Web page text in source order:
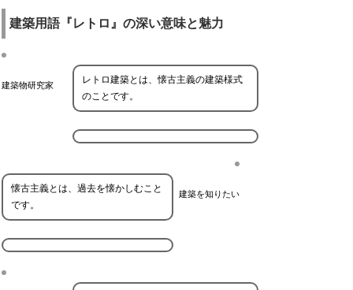
建築用語『レトロ』の深い意味と魅力
建築物研究家
レトロ建築とは、懐古主義の建築様式
のことです。
建築を知りたい
懐古主義とは、過去を懐かしむこと
です。